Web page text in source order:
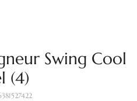
Swing Cool
(4)